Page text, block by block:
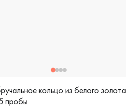
кольцо из белого золота
пробы